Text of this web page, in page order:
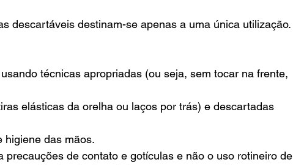
descartáveis destinam-se apenas a uma única utilização.
técnicas apropriadas (ou seja, sem tocar na frente,
elásticas da orelha ou laços por trás) e descartadas
higiene das mãos.
precauções de contato e gotículas e não o uso rotineiro de